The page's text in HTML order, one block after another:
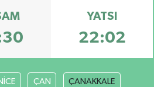
YATSI
22:02
ÇAN ÇANAKKALE